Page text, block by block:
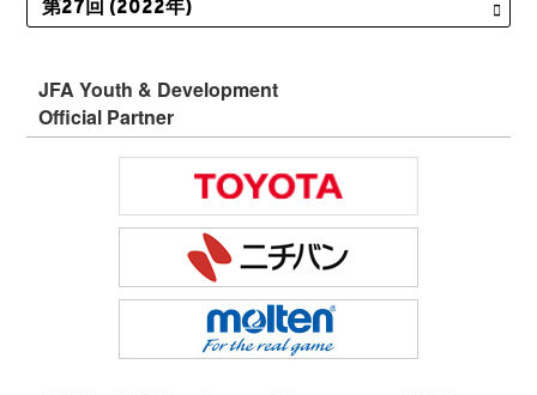
JFA Youth & Development
Official Partner